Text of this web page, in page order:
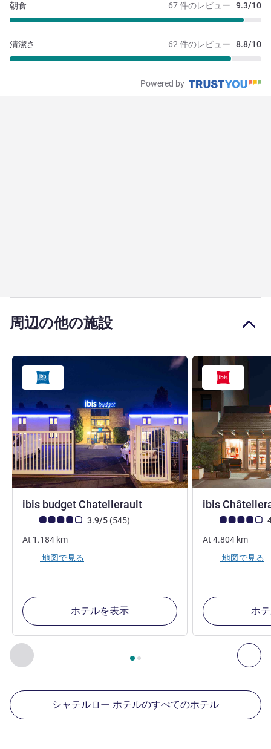
67 件のレビュー 9.3/10
朝食
62 件のレビュー 8.8/10
清潔さ
Powered by
周辺の他の施設
前に戻る - 周辺の他の施設 次
2ページ中 , 周辺の他の施設 1 :, 周辺の他の施設 2
ibis budget Chatellerault
お客さまの声 (確認済みレビュー アコーホテルズ)
3.9/5 (545件のレビュー
)
At 1.184 km
地図で見る
ホテルを表示
ibis
お客さまの声 (
At 4.804 km
地図で見る
ホ
シャテルロー ホテルのすべてのホテル